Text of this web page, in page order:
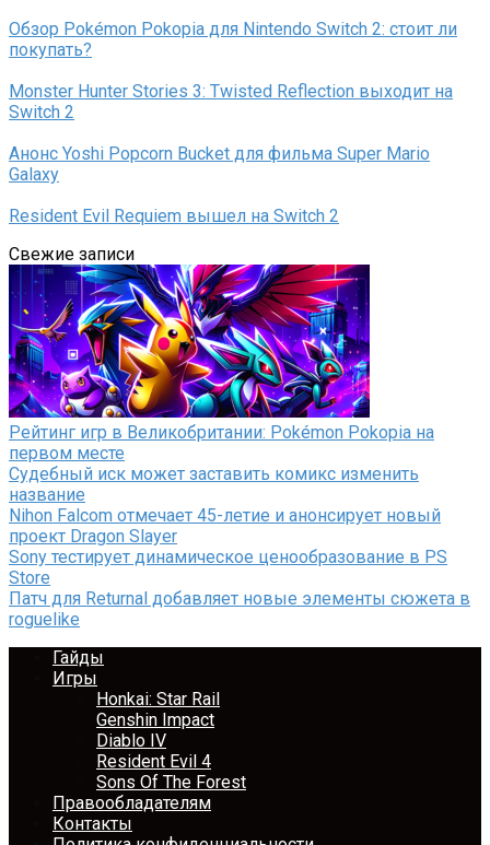
Обзор Pokémon Pokopia для Nintendo Switch 2: стоит ли
покупать?
Monster Hunter Stories 3: Twisted Reflection выходит на
Switch 2
Анонс Yoshi Popcorn Bucket для фильма Super Mario
Galaxy
Resident Evil Requiem вышел на Switch 2
Свежие записи
Рейтинг игр в Великобритании: Pokémon Pokopia на
первом месте
Судебный иск может заставить комикс изменить
название
Nihon Falcom отмечает 45-летие и анонсирует новый
проект Dragon Slayer
Sony тестирует динамическое ценообразование в PS
Store
Патч для Returnal добавляет новые элементы сюжета в
roguelike
Гайды
Игры
Honkai: Star Rail
Genshin Impact
Diablo IV
Resident Evil 4
Sons Of The Forest
Правообладателям
Контакты